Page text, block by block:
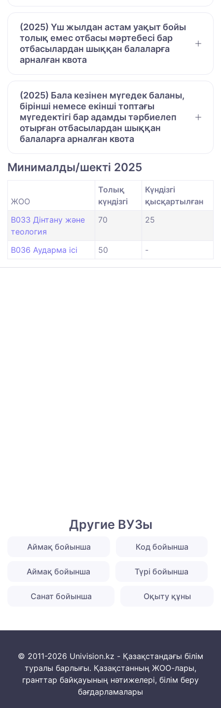
(2025) Үш жылдан астам уақыт бойы
толық емес отбасы мәртебесі бар
отбасылардан шыққан балаларға
арналған квота
(2025) Бала кезінен мүгедек баланы,
бірінші немесе екінші топтағы
мүгедектігі бар адамды тәрбиелеп
отырған отбасылардан шыққан
балаларға арналған квота
Минималды/шекті 2025
ЖОО
Толық
күндізгі
Күндізгі
қысқартылған
B033 Дінтану және
теология
70 25
B036 Аударма ісі 50 -
Другие ВУЗы
Аймақ бойынша Код бойынша
Аймақ бойынша Түрі бойынша
Санат бойынша Оқыту құны
© 2011-2026 Univision.kz - Қазақстандағы білім
туралы барлығы. Қазақстанның ЖОО-лары,
гранттар байқауының нәтижелері, білім беру
бағдарламалары